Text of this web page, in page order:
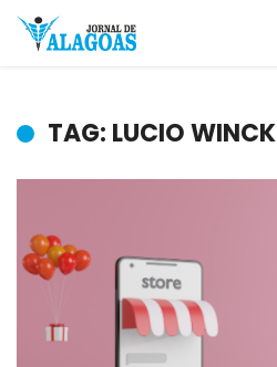
TAG: LUCIO WINCK